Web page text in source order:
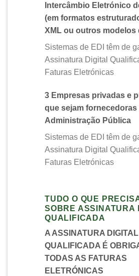
Intercâmbio Eletrónico
(em formatos
XML ou outros modelos
Sistemas de EDI têm de
Assinatura Digital
Faturas Eletrónicas
3 Empresas privadas e
que sejam fornecedoras
Administração Pública
Sistemas de EDI têm de
Assinatura Digital
Faturas Eletrónicas
TUDO O QUE
SOBRE ASSINATURA
QUALIFICADA
A ASSINATURA DIGITAL
QUALIFICADA É
TODAS AS FATURAS
ELETRÓNICAS